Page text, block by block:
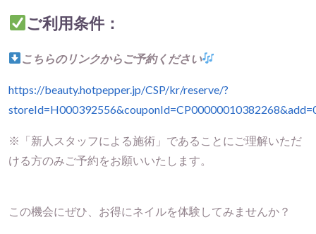
ご利用条件：
こちらのリンクからご予約ください
https://beauty.hotpepper.jp/CSP/kr/reserve/?
※「新人スタッフによる施術」であることにご理解いただ
ける方のみご予約をお願いいたします。
この機会にぜひ、お得にネイルを体験してみませんか？